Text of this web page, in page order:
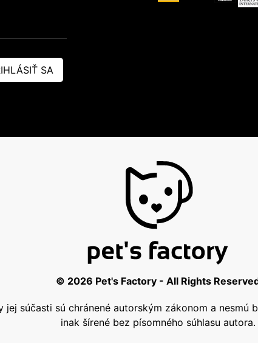
SA
© 2026 Pet's Factory - All Rights
jej súčasti sú chránené autorským zákonom a nesmú
inak šírené bez písomného súhlasu autora.